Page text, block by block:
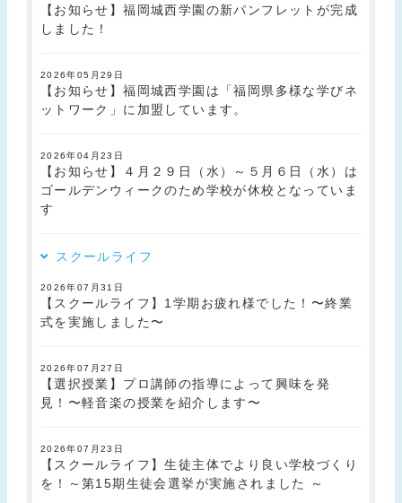
【お知らせ】福岡城西学園の新パンフレットが完成
しました！
2026年05月29日
【お知らせ】福岡城西学園は「福岡県多様な学びネ
ットワーク」に加盟しています。
2026年04月23日
【お知らせ】４月２９日（水）～５月６日（水）は
ゴールデンウィークのため学校が休校となっていま
す
スクールライフ
2026年07月31日
【スクールライフ】1学期お疲れ様でした！〜終業
式を実施しました〜
2026年07月27日
【選択授業】プロ講師の指導によって興味を発
見！〜軽音楽の授業を紹介します〜
2026年07月23日
【スクールライフ】生徒主体でより良い学校づくり
を！～第15期生徒会選挙が実施されました ～